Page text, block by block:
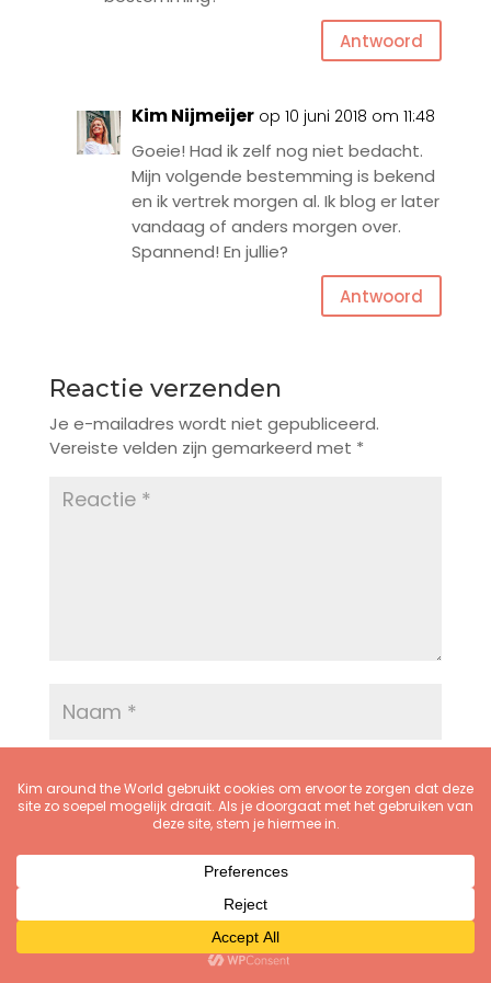
Antwoord
Kim Nijmeijer op 10 juni 2018 om 11:48
Goeie! Had ik zelf nog niet bedacht.
Mijn volgende bestemming is bekend
en ik vertrek morgen al. Ik blog er later
vandaag of anders morgen over.
Spannend! En jullie?
Antwoord
Reactie verzenden
Je e-mailadres wordt niet gepubliceerd.
Vereiste velden zijn gemarkeerd met *